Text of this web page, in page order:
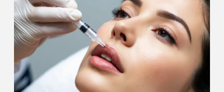
Подарки на первое свидание!
-20%